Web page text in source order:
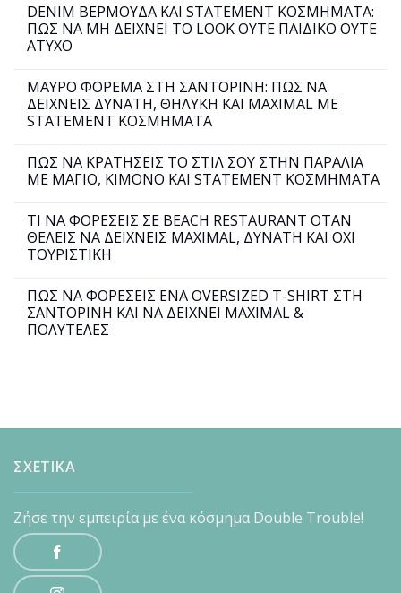
DENIM ΒΕΡΜΟΥΔΑ ΚΑΙ STATEMENT ΚΟΣΜΗΜΑΤΑ:
ΠΩΣ ΝΑ ΜΗ ΔΕΙΧΝΕΙ ΤΟ LOOK ΟΥΤΕ ΠΑΙΔΙΚΟ ΟΥΤΕ
ΑΤΥΧΟ
ΜΑΥΡΟ ΦΟΡΕΜΑ ΣΤΗ ΣΑΝΤΟΡΙΝΗ: ΠΩΣ ΝΑ
ΔΕΙΧΝΕΙΣ ΔΥΝΑΤΗ, ΘΗΛΥΚΗ ΚΑΙ MAXIMAL ΜΕ
STATEMENT ΚΟΣΜΗΜΑΤΑ
ΠΩΣ ΝΑ ΚΡΑΤΗΣΕΙΣ ΤΟ ΣΤΙΛ ΣΟΥ ΣΤΗΝ ΠΑΡΑΛΙΑ
ΜΕ ΜΑΓΙΟ, ΚΙΜΟΝΟ ΚΑΙ STATEMENT ΚΟΣΜΗΜΑΤΑ
ΤΙ ΝΑ ΦΟΡΕΣΕΙΣ ΣΕ BEACH RESTAURANT ΟΤΑΝ
ΘΕΛΕΙΣ ΝΑ ΔΕΙΧΝΕΙΣ MAXIMAL, ΔΥΝΑΤΗ ΚΑΙ ΟΧΙ
ΤΟΥΡΙΣΤΙΚΗ
ΠΩΣ ΝΑ ΦΟΡΕΣΕΙΣ ΕΝΑ OVERSIZED T-SHIRT ΣΤΗ
ΣΑΝΤΟΡΙΝΗ ΚΑΙ ΝΑ ΔΕΙΧΝΕΙ MAXIMAL &
ΠΟΛΥΤΕΛΕΣ
ΣΧΕΤΙΚΑ
Ζήσε την εμπειρία με ένα κόσμημα Double Trouble!